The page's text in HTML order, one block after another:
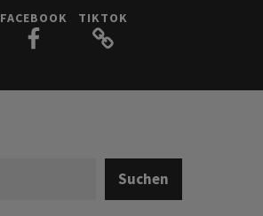
FACEBOOK TIKTOK
Suchen